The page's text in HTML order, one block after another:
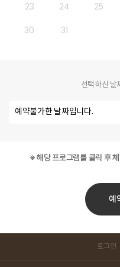
23
24 25
30
31
선택하신 날
예약불가한 날짜입니다.
※ 해당 프로그램를 클릭 후
예
로그인